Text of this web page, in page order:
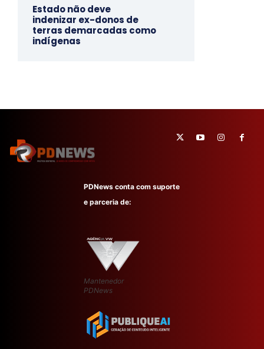
Estado não deve
indenizar ex-donos de
terras demarcadas como
indígenas
PDNews conta com suporte
e parceria de:
Mantenedor
PDNews